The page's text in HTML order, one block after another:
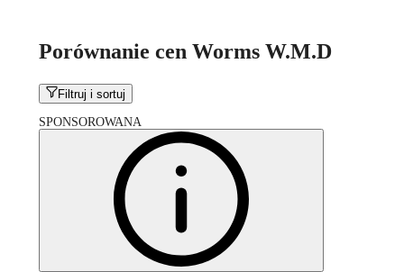
Porównanie cen Worms W.M.D
Filtruj i sortuj
SPONSOROWANA